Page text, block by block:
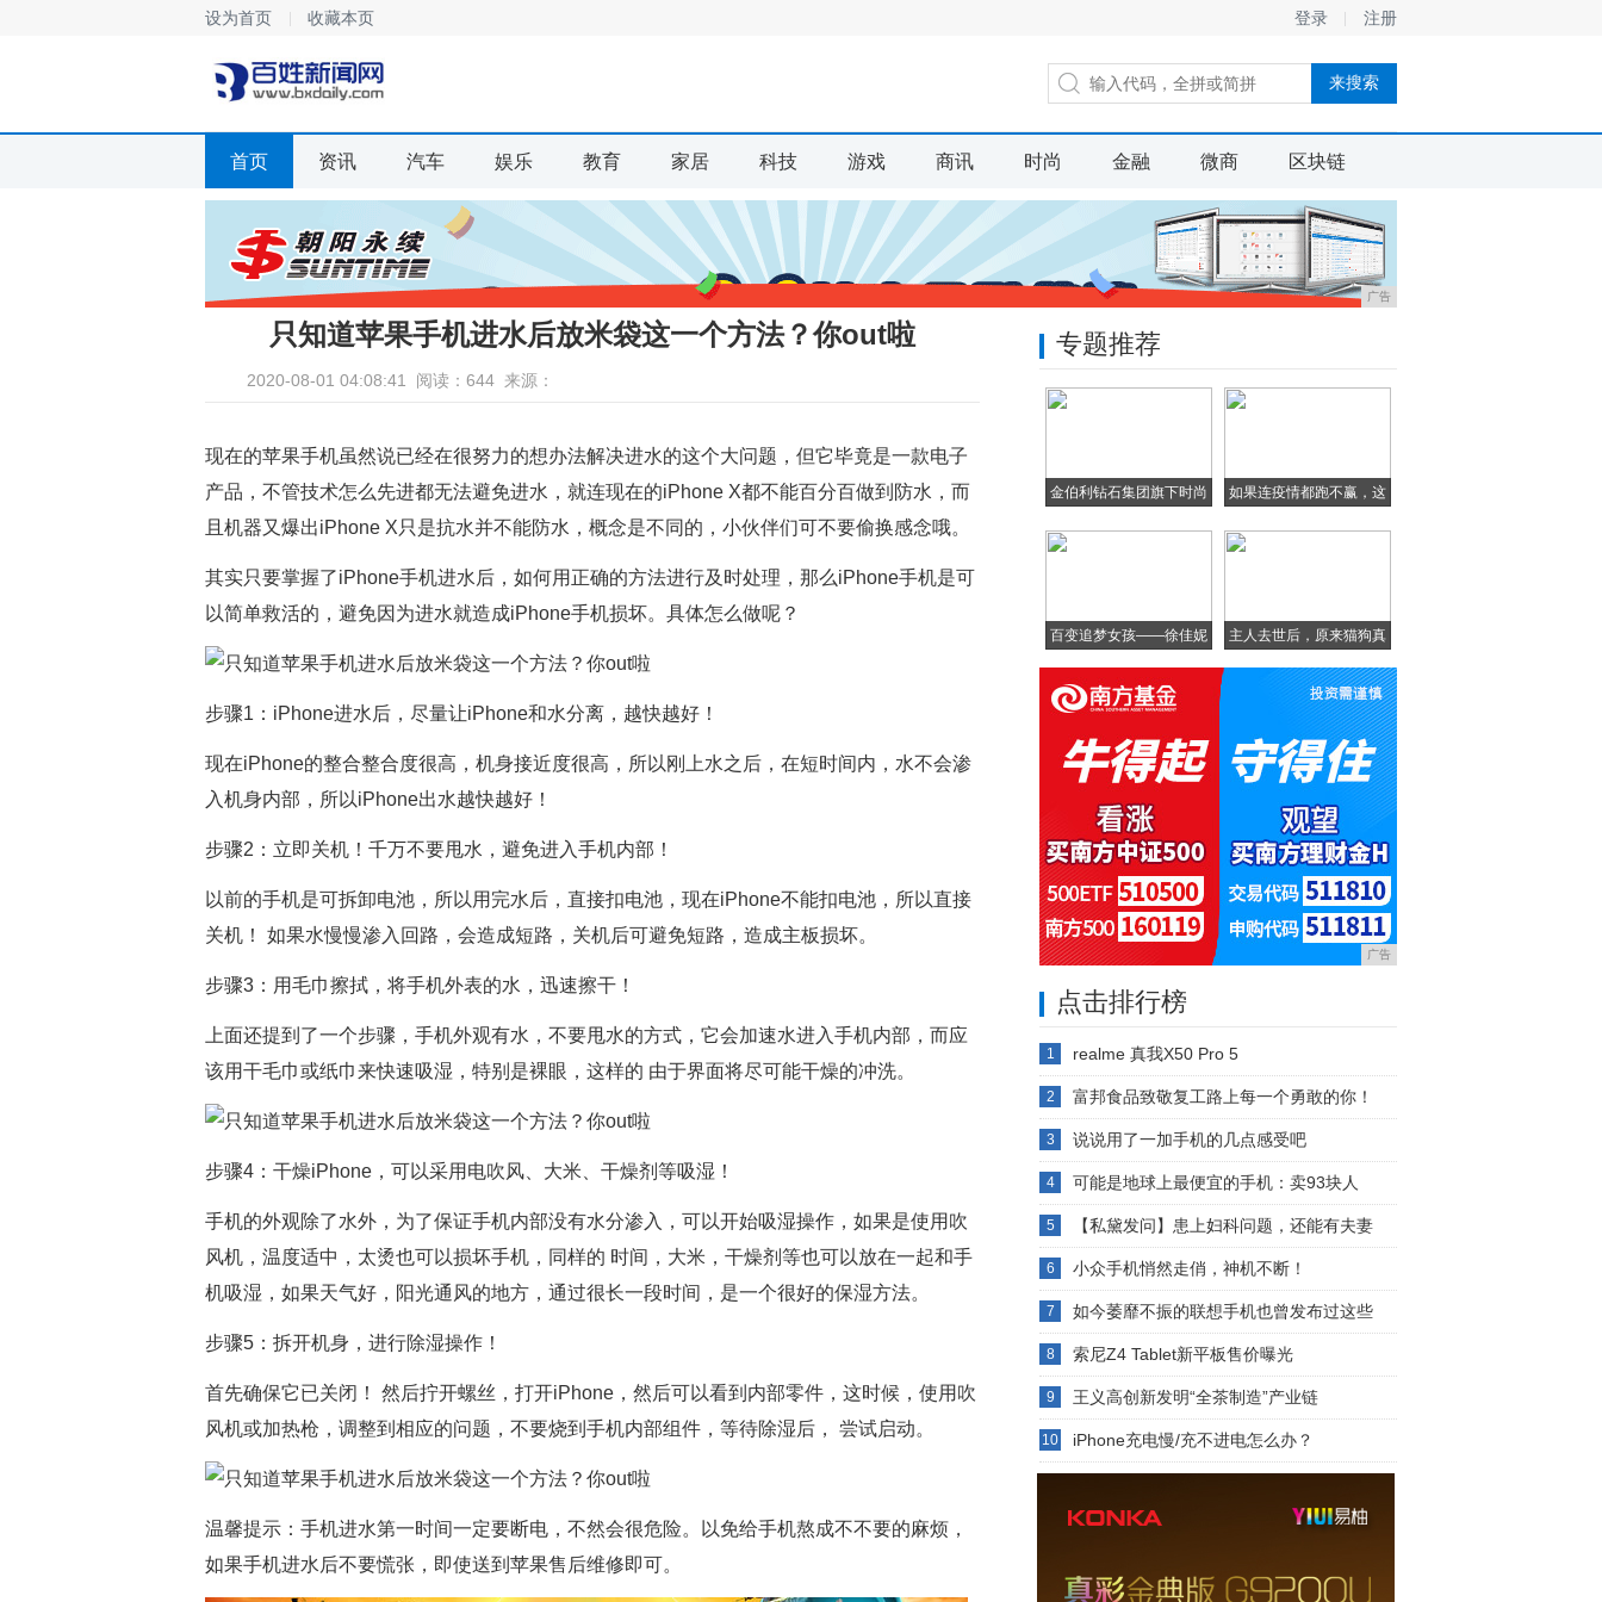
设为首页 收藏本页 登录 注册
首页 资讯 汽车 娱乐 教育 家居 科技 游戏 商讯 时尚 金融 微商 区块链
广告
只知道苹果手机进水后放米袋这一个方法？你out啦
2020-08-01 04:08:41 阅读：644 来源：
现在的苹果手机虽然说已经在很努力的想办法解决进水的这个大问题，但它毕竟是一款电子
产品，不管技术怎么先进都无法避免进水，就连现在的iPhone X都不能百分百做到防水，而
且机器又爆出iPhone X只是抗水并不能防水，概念是不同的，小伙伴们可不要偷换感念哦。
其实只要掌握了iPhone手机进水后，如何用正确的方法进行及时处理，那么iPhone手机是可
以简单救活的，避免因为进水就造成iPhone手机损坏。具体怎么做呢？
步骤1：iPhone进水后，尽量让iPhone和水分离，越快越好！
现在iPhone的整合整合度很高，机身接近度很高，所以刚上水之后，在短时间内，水不会渗
入机身内部，所以iPhone出水越快越好！
步骤2：立即关机！千万不要甩水，避免进入手机内部！
以前的手机是可拆卸电池，所以用完水后，直接扣电池，现在iPhone不能扣电池，所以直接
关机！ 如果水慢慢渗入回路，会造成短路，关机后可避免短路，造成主板损坏。
步骤3：用毛巾擦拭，将手机外表的水，迅速擦干！
上面还提到了一个步骤，手机外观有水，不要甩水的方式，它会加速水进入手机内部，而应
该用干毛巾或纸巾来快速吸湿，特别是裸眼，这样的 由于界面将尽可能干燥的冲洗。
步骤4：干燥iPhone，可以采用电吹风、大米、干燥剂等吸湿！
手机的外观除了水外，为了保证手机内部没有水分渗入，可以开始吸湿操作，如果是使用吹
风机，温度适中，太烫也可以损坏手机，同样的 时间，大米，干燥剂等也可以放在一起和手
机吸湿，如果天气好，阳光通风的地方，通过很长一段时间，是一个很好的保湿方法。
步骤5：拆开机身，进行除湿操作！
首先确保它已关闭！ 然后拧开螺丝，打开iPhone，然后可以看到内部零件，这时候，使用吹
风机或加热枪，调整到相应的问题，不要烧到手机内部组件，等待除湿后， 尝试启动。
温馨提示：手机进水第一时间一定要断电，不然会很危险。以免给手机熬成不不要的麻烦，
如果手机进水后不要慌张，即使送到苹果售后维修即可。
专题推荐
金伯利钻石集团旗下时尚
如果连疫情都跑不赢，这
百变追梦女孩——徐佳妮
主人去世后，原来猫狗真
的
广告
点击排行榜
1 realme 真我X50 Pro 5
2 富邦食品致敬复工路上每一个勇敢的你！
3 说说用了一加手机的几点感受吧
4 可能是地球上最便宜的手机：卖93块人
5 【私黛发问】患上妇科问题，还能有夫妻
6 小众手机悄然走俏，神机不断！
7 如今萎靡不振的联想手机也曾发布过这些
8 索尼Z4 Tablet新平板售价曝光
9 王义高创新发明“全茶制造”产业链
10 iPhone充电慢/充不进电怎么办？